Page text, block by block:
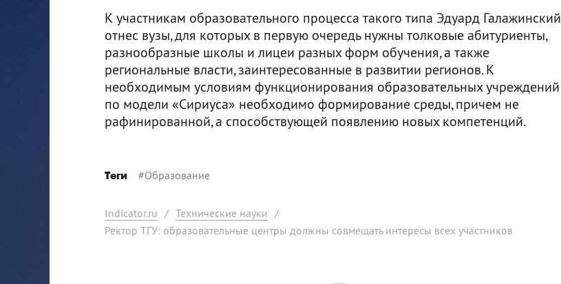
К участникам образовательного процесса такого типа Эдуард Галажинский
отнес вузы, для которых в первую очередь нужны толковые абитуриенты,
разнообразные школы и лицеи разных форм обучения, а также
региональные власти, заинтересованные в развитии регионов. К
необходимым условиям функционирования образовательных учреждений
по модели «Сириуса» необходимо формирование среды, причем не
рафинированной, а способствующей появлению новых компетенций.
Теги #Образование
Indicator.ru / Технические науки /
Ректор ТГУ: образовательные центры должны совмещать интересы всех участников